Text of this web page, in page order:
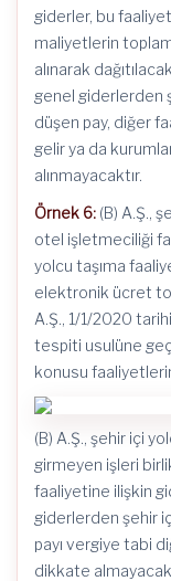
giderler, bu
maliyetlerin
alınarak
genel giderlerden
düşen pay, diğer
gelir ya da
alınmayacaktır.
Örnek 6: (B) A.Ş.,
otel işletmeciliği
yolcu taşıma
elektronik ücret
A.Ş., 1/1/2020
tespiti usulüne
konusu
(B) A.Ş., şehir içi
girmeyen işleri
faaliyetine ilişkin
giderlerden şehir
payı vergiye tabi
dikkate